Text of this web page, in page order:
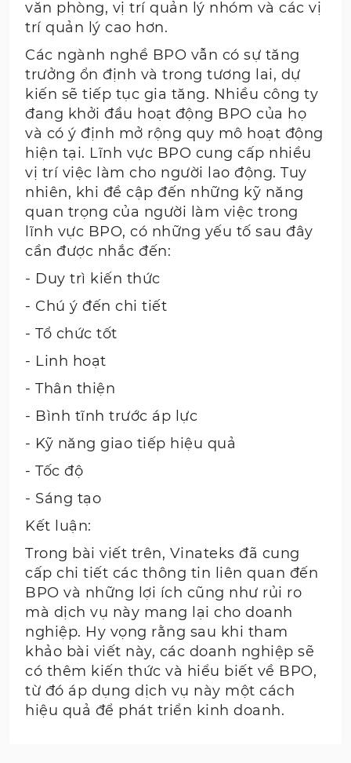
văn phòng, vị trí quản lý nhóm và các vị
trí quản lý cao hơn.
Các ngành nghề BPO vẫn có sự tăng
trưởng ổn định và trong tương lai, dự
kiến sẽ tiếp tục gia tăng. Nhiều công ty
đang khởi đầu hoạt động BPO của họ
và có ý định mở rộng quy mô hoạt động
hiện tại. Lĩnh vực BPO cung cấp nhiều
vị trí việc làm cho người lao động. Tuy
nhiên, khi đề cập đến những kỹ năng
quan trọng của người làm việc trong
lĩnh vực BPO, có những yếu tố sau đây
cần được nhắc đến:
- Duy trì kiến thức
- Chú ý đến chi tiết
- Tổ chức tốt
- Linh hoạt
- Thân thiện
- Bình tĩnh trước áp lực
- Kỹ năng giao tiếp hiệu quả
- Tốc độ
- Sáng tạo
Kết luận:
Trong bài viết trên, Vinateks đã cung
cấp chi tiết các thông tin liên quan đến
BPO và những lợi ích cũng như rủi ro
mà dịch vụ này mang lại cho doanh
nghiệp. Hy vọng rằng sau khi tham
khảo bài viết này, các doanh nghiệp sẽ
có thêm kiến thức và hiểu biết về BPO,
từ đó áp dụng dịch vụ này một cách
hiệu quả để phát triển kinh doanh.